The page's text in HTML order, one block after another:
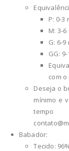
P: 0-3
M: 3-
G: 6-9
GG:
com
Deseja o
mínimo e
Babador:
Tecido: